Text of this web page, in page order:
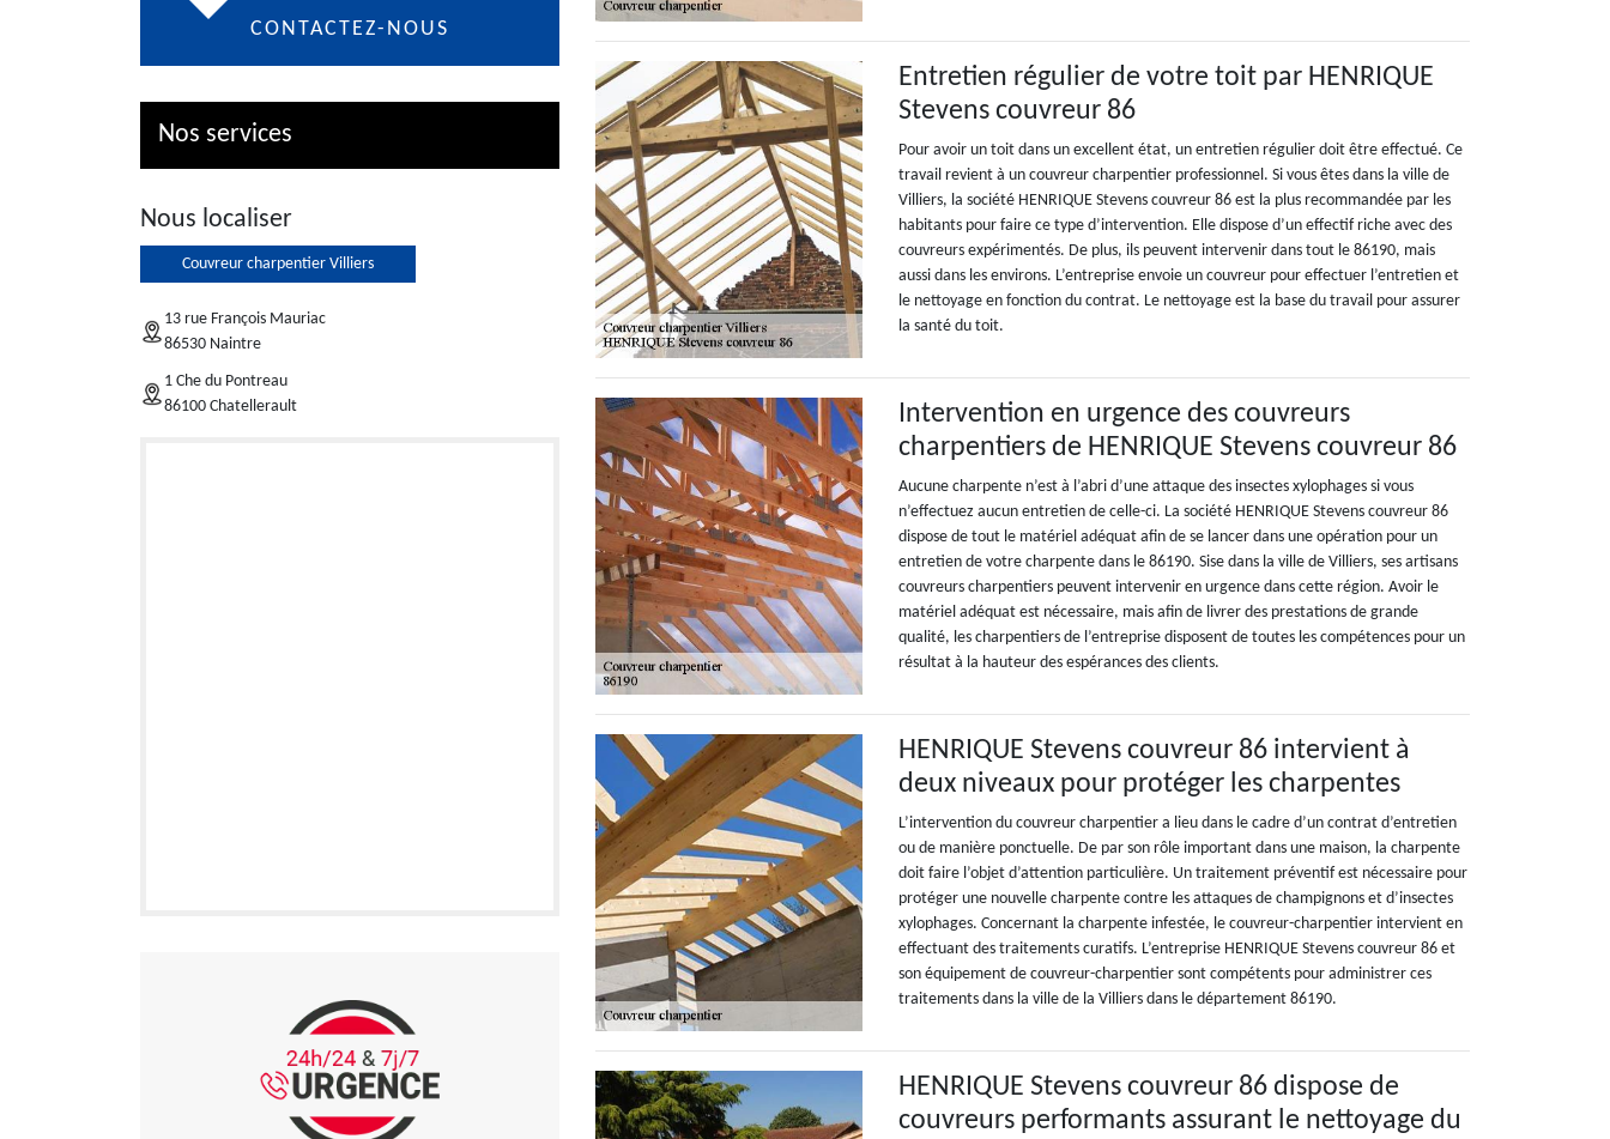
CONTACTEZ-NOUS
Nos services
Nous localiser
Couvreur charpentier Villiers
13 rue François Mauriac
86530 Naintre
1 Che du Pontreau
86100 Chatellerault
Entretien régulier de votre toit par HENRIQUE
Stevens couvreur 86
Pour avoir un toit dans un excellent état, un entretien régulier doit être effectué. Ce
travail revient à un couvreur charpentier professionnel. Si vous êtes dans la ville de
Villiers, la société HENRIQUE Stevens couvreur 86 est la plus recommandée par les
habitants pour faire ce type d’intervention. Elle dispose d’un effectif riche avec des
couvreurs expérimentés. De plus, ils peuvent intervenir dans tout le 86190, mais
aussi dans les environs. L’entreprise envoie un couvreur pour effectuer l’entretien et
le nettoyage en fonction du contrat. Le nettoyage est la base du travail pour assurer
la santé du toit.
Intervention en urgence des couvreurs
charpentiers de HENRIQUE Stevens couvreur 86
Aucune charpente n’est à l’abri d’une attaque des insectes xylophages si vous
n’effectuez aucun entretien de celle-ci. La société HENRIQUE Stevens couvreur 86
dispose de tout le matériel adéquat afin de se lancer dans une opération pour un
entretien de votre charpente dans le 86190. Sise dans la ville de Villiers, ses artisans
couvreurs charpentiers peuvent intervenir en urgence dans cette région. Avoir le
matériel adéquat est nécessaire, mais afin de livrer des prestations de grande
qualité, les charpentiers de l’entreprise disposent de toutes les compétences pour un
résultat à la hauteur des espérances des clients.
HENRIQUE Stevens couvreur 86 intervient à
deux niveaux pour protéger les charpentes
L’intervention du couvreur charpentier a lieu dans le cadre d’un contrat d’entretien
ou de manière ponctuelle. De par son rôle important dans une maison, la charpente
doit faire l’objet d’attention particulière. Un traitement préventif est nécessaire pour
protéger une nouvelle charpente contre les attaques de champignons et d’insectes
xylophages. Concernant la charpente infestée, le couvreur-charpentier intervient en
effectuant des traitements curatifs. L’entreprise HENRIQUE Stevens couvreur 86 et
son équipement de couvreur-charpentier sont compétents pour administrer ces
traitements dans la ville de la Villiers dans le département 86190.
HENRIQUE Stevens couvreur 86 dispose de
couvreurs performants assurant le nettoyage du